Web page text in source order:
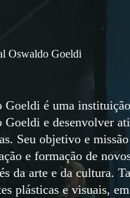
Oswaldo Goeldi
é uma
e desenvolver
Seu objetivo e
e formação de
da arte e da cultura.
plásticas e visuais,